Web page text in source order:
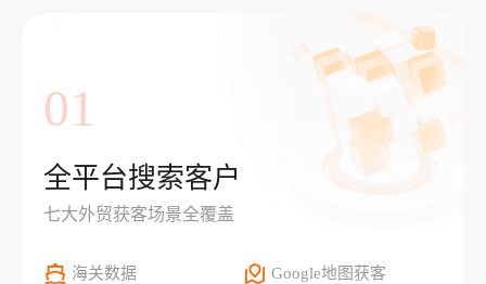
01
全平台搜索客户
七大外贸获客场景全覆盖
海关数据 Google地图获客